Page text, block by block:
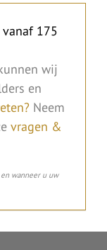
175
wij
en
Neem
vragen &
wanneer u uw